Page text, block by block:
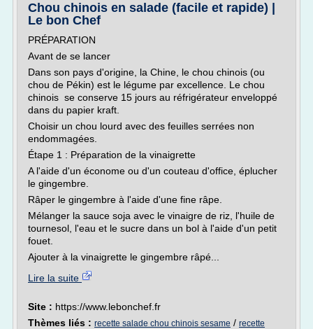
Chou chinois en salade (facile et rapide) |
Le bon Chef
PRÉPARATION
Avant de se lancer
Dans son pays d'origine, la Chine, le chou chinois (ou
chou de Pékin) est le légume par excellence. Le chou
chinois se conserve 15 jours au réfrigérateur enveloppé
dans du papier kraft.
Choisir un chou lourd avec des feuilles serrées non
endommagées.
Étape 1 : Préparation de la vinaigrette
A l'aide d'un économe ou d'un couteau d'office, éplucher
le gingembre.
Râper le gingembre à l'aide d'une fine râpe.
Mélanger la sauce soja avec le vinaigre de riz, l'huile de
tournesol, l'eau et le sucre dans un bol à l'aide d'un petit
fouet.
Ajouter à la vinaigrette le gingembre râpé...
Lire la suite
Site : https://www.lebonchef.fr
Thèmes liés : recette salade chou chinois sesame / recette